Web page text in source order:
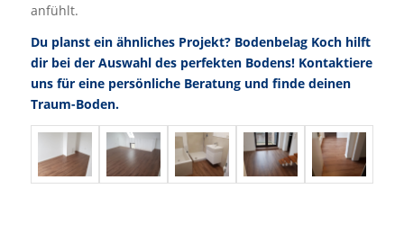
anfühlt.
Du planst ein ähnliches Projekt? Bodenbelag Koch hilft
dir bei der Auswahl des perfekten Bodens! Kontaktiere
uns für eine persönliche Beratung und finde deinen
Traum-Boden.